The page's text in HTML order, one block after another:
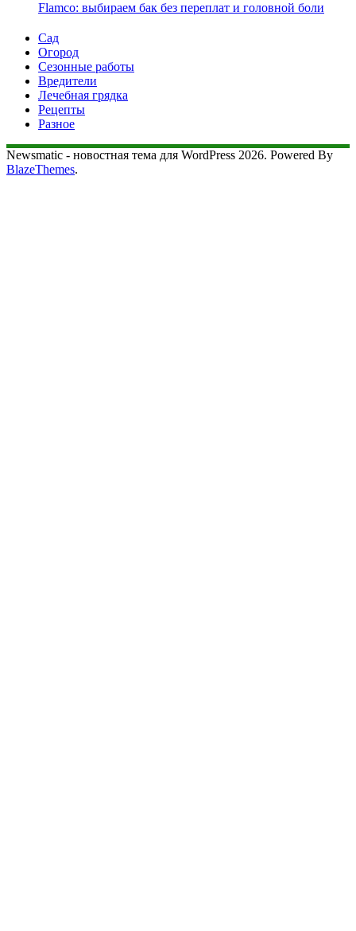
Flamco: выбираем бак без переплат и головной боли
Сад
Огород
Сезонные работы
Вредители
Лечебная грядка
Рецепты
Разное
Newsmatic - новостная тема для WordPress 2026. Powered By
BlazeThemes.